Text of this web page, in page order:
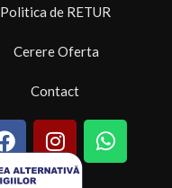
Politica de RETUR
Cerere Oferta
Contact